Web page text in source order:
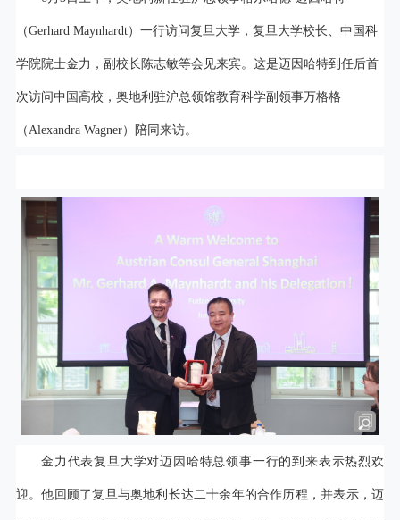
（Gerhard Maynhardt）一行访问复旦大学，复旦大学校长、中国科
学院院士金力，副校长陈志敏等会见来宾。这是迈因哈特到任后首
次访问中国高校，奥地利驻沪总领馆教育科学副领事万格格
（Alexandra Wagner）陪同来访。
金力代表复旦大学对迈因哈特总领事一行的到来表示热烈欢
迎。他回顾了复旦与奥地利长达二十余年的合作历程，并表示，迈